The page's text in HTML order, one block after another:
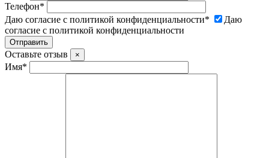
Телефон*
Даю согласие с политикой конфиденциальности*
Даю
согласие с политикой конфиденциальности
Оставьте отзыв ×
Имя*